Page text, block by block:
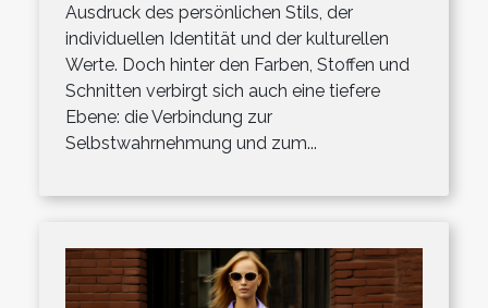
Ausdruck des persönlichen Stils, der
individuellen Identität und der kulturellen
Werte. Doch hinter den Farben, Stoffen und
Schnitten verbirgt sich auch eine tiefere
Ebene: die Verbindung zur
Selbstwahrnehmung und zum...